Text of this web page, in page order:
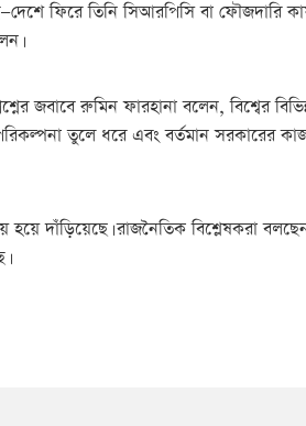
ফিরে তিনি সিআরপিসি বা ফৌজদারি
জবাবে রুমিন ফারহানা বলেন, বিশ্বের
পরিকল্পনা তুলে ধরে এবং বর্তমান সরকারের
দাঁড়িয়েছে। রাজনৈতিক বিশ্লেষকরা